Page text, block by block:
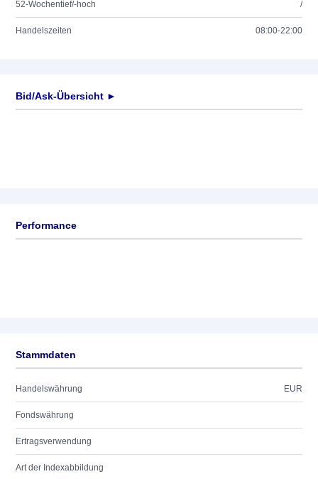
52-Wochentief/-hoch /
Handelszeiten 08:00-22:00
Bid/Ask-Übersicht ►
Performance
Stammdaten
Handelswährung EUR
Fondswährung
Ertragsverwendung
Art der Indexabbildung